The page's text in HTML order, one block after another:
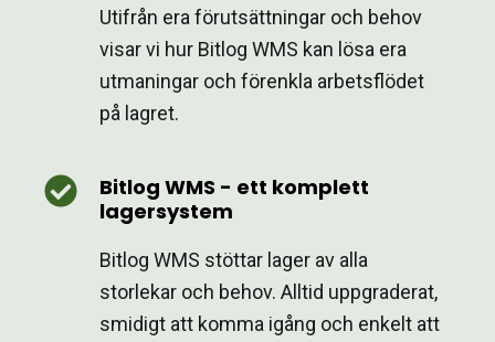
Utifrån era förutsättningar och behov
visar vi hur Bitlog WMS kan lösa era
utmaningar och förenkla arbetsflödet
på lagret.
Bitlog WMS - ett komplett
lagersystem
Bitlog WMS stöttar lager av alla
storlekar och behov. Alltid uppgraderat,
smidigt att komma igång och enkelt att